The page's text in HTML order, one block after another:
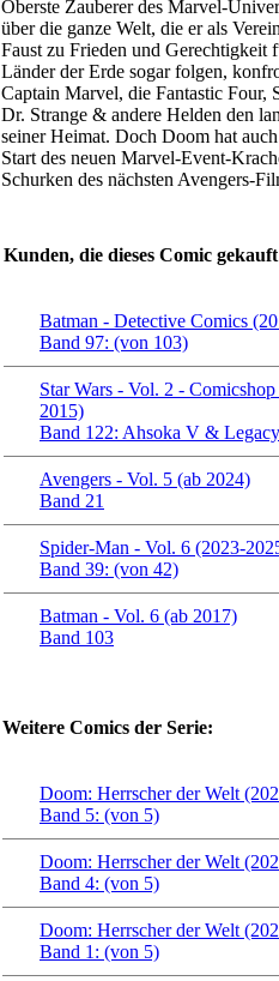
Oberste Zauberer des Marvel-
über die ganze Welt, die er als
Faust zu Frieden und
Länder der Erde sogar folgen,
Captain Marvel, die Fantastic Four,
Dr. Strange & andere Helden den
seiner Heimat. Doch Doom hat
Start des neuen Marvel-Event-
Schurken des nächsten Avengers-
Kunden, die dieses Comic
Batman - Detective Comics
Band 97: (von 103)
Star Wars - Vol. 2 -
2015)
Band 122: Ahsoka V &
Avengers - Vol. 5 (ab 2024)
Band 21
Spider-Man - Vol. 6 (2023-
Band 39: (von 42)
Batman - Vol. 6 (ab 2017)
Band 103
Weitere Comics der Serie:
Doom: Herrscher der Welt
Band 5: (von 5)
Doom: Herrscher der Welt
Band 4: (von 5)
Doom: Herrscher der Welt
Band 1: (von 5)